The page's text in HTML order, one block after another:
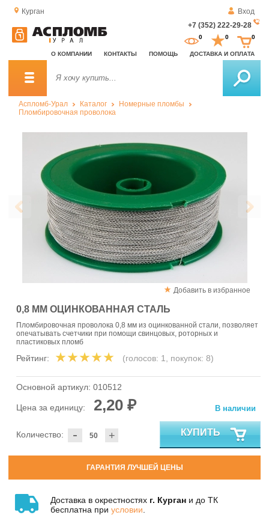
Курган
Вход
+7 (352) 222-29-28
О КОМПАНИИ КОНТАКТЫ ПОМОЩЬ ДОСТАВКА И ОПЛАТА
0 0 0
Аспломб-Урал Каталог
Номерные пломбы
Пломбировочная проволока
Добавить в избранное
0,8 ММ ОЦИНКОВАННАЯ СТАЛЬ
Пломбировочная проволока 0,8 мм из оцинкованной стали, позволяет
опечатывать счетчики при помощи свинцовых, роторных и
пластиковых пломб
Рейтинг: (голосов: 1, покупок: 8)
Основной артикул: 010512
Цена за единицу: 2,20 ₽
- +
Количество:
В наличии
КУПИТЬ
ГАРАНТИЯ ЛУЧШЕЙ ЦЕНЫ
Доставка в окрестностях г. Курган и до ТК
бесплатна при условии